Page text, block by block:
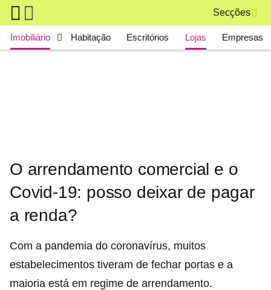
Skip to main content
Secções
Main navigation
Imobiliário Habitação Escritórios Lojas Empresas
O arrendamento comercial e o
Covid-19: posso deixar de pagar
a renda?
Com a pandemia do coronavírus, muitos
estabelecimentos tiveram de fechar portas e a
maioria está em regime de arrendamento.